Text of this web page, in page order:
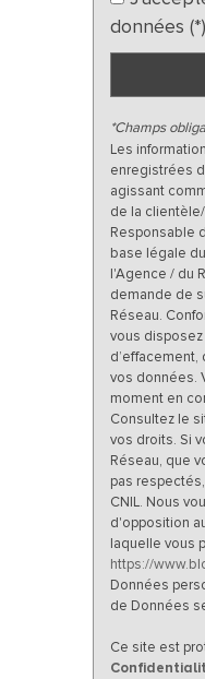
données (*)
*Champs
Les
enregistrées
agissant
de la
Responsable
base légale
l'Agence / du
demande de
Réseau.
vous
vos données.
moment en
Consultez le
vos droits. Si
Réseau, que
pas
CNIL. Nous
d'opposition
laquelle vous
https://
Données
de Données
Ce site est